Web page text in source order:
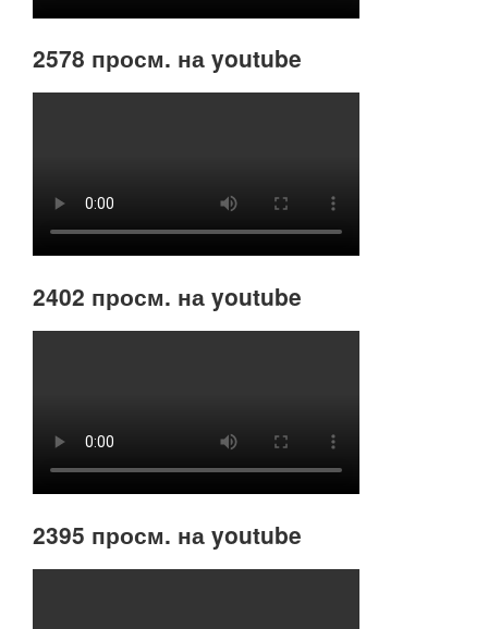
2578 просм. на youtube
2402 просм. на youtube
2395 просм. на youtube